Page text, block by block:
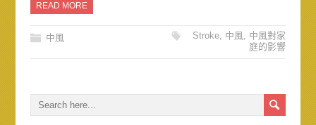
READ MORE
中風 Stroke, 中風, 中風對家
庭的影響